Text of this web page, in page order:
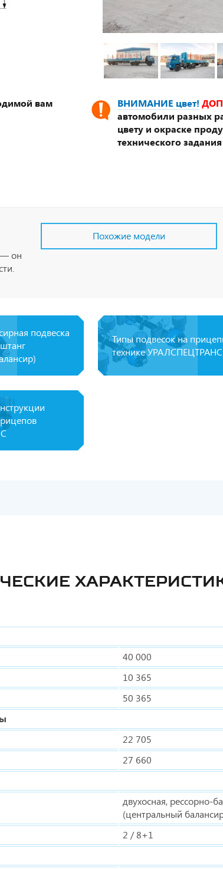
вам
ВНИМАНИЕ цвет!
автомобили разных
цвету и окраске
технического
— он
Похожие модели
подвеска
Типы подвесок на
технике УРАЛСПЕЦТРАНС
40 000
10 365
50 365
22 705
27 660
двухосная, рессорно-
(центральный
2 / 8+1